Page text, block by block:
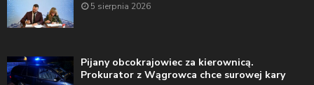
5 sierpnia 2026
Pijany obcokrajowiec za kierownicą.
Prokurator z Wągrowca chce surowej kary